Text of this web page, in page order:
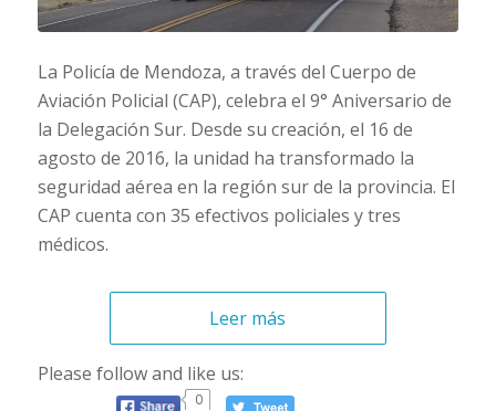
La Policía de Mendoza, a través del Cuerpo de
Aviación Policial (CAP), celebra el 9° Aniversario de
la Delegación Sur. Desde su creación, el 16 de
agosto de 2016, la unidad ha transformado la
seguridad aérea en la región sur de la provincia. El
CAP cuenta con 35 efectivos policiales y tres
médicos.
Leer más
Please follow and like us:
0